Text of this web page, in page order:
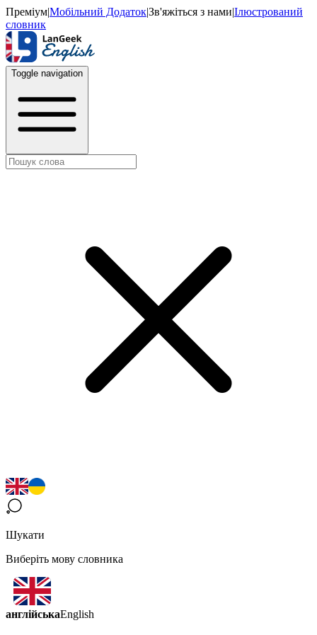
Преміум|Мобільний Додаток|Зв'яжіться з нами|Ілюстрований
словник
Toggle navigation
Шукати
Виберіть мову словника
англійськаEnglish